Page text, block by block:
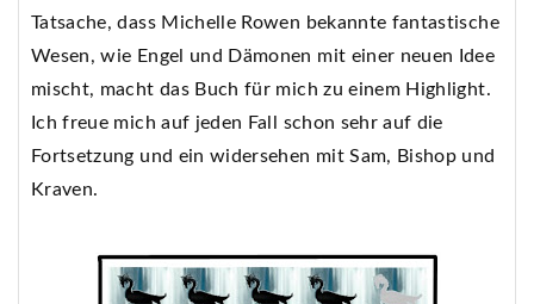
Tatsache, dass Michelle Rowen bekannte fantastische
Wesen, wie Engel und Dämonen mit einer neuen Idee
mischt, macht das Buch für mich zu einem Highlight.
Ich freue mich auf jeden Fall schon sehr auf die
Fortsetzung und ein widersehen mit Sam, Bishop und
Kraven.